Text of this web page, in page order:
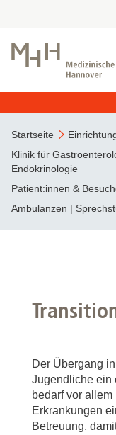
Startseite
Klinik für
Endokrinologie
Patient:innen &
Ambulanzen |
Der Übergang
Jugendliche ein
bedarf vor
Erkrankungen
Betreuung,